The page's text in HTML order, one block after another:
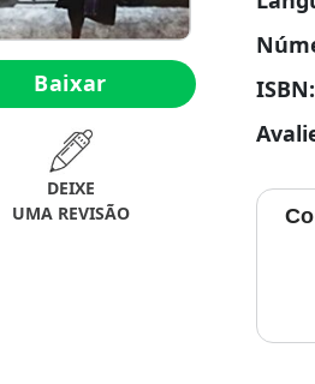
Baixar
DEIXE
UMA REVISÃO